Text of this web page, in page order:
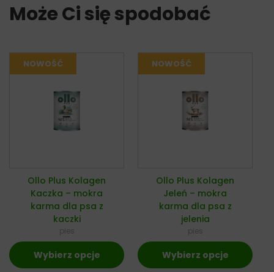
Może Ci się spodobać
Ollo Plus Kolagen
Kaczka – mokra
karma dla psa z
kaczki
pies
Wybierz opcje
Ollo Plus Kolagen
Jeleń – mokra
karma dla psa z
jelenia
pies
Wybierz opcje